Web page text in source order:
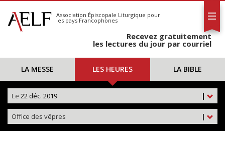
S'abonner
Calendrier
Association Épiscopale Liturgique pour
les pays Francophones
Recevez gratuitement
les lectures du jour par courriel
LA MESSE LES HEURES LA BIBLE
|
Le 22 déc. 2019
|
Office des vêpres